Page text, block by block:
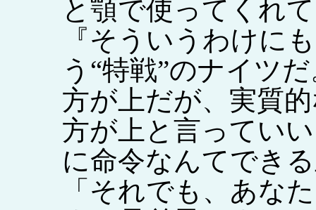
と顎で使ってくれ
『そういうわけに
う“特戦”のナイツ
方が上だが、実質
方が上と言ってい
に命令なんてでき
「それでも、あな